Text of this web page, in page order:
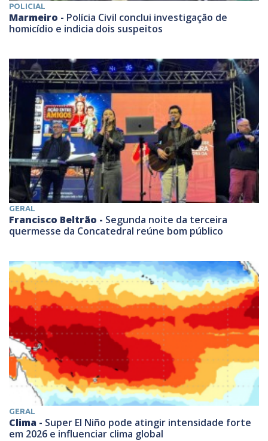
POLICIAL
Marmeiro - Polícia Civil conclui investigação de
homicídio e indicia dois suspeitos
GERAL
Francisco Beltrão - Segunda noite da terceira
quermesse da Concatedral reúne bom público
GERAL
Clima - Super El Niño pode atingir intensidade forte
em 2026 e influenciar clima global